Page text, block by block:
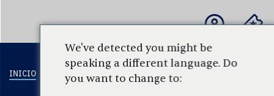
INICIO
PARA
ESCUELAS Y
We've detected you might be
speaking a different language. Do
you want to change to: